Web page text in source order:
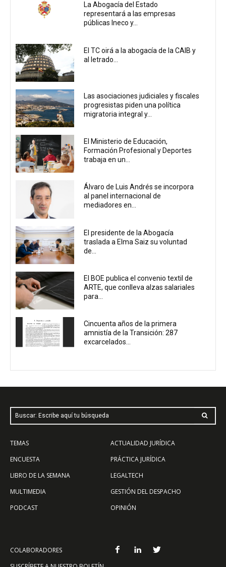
La Abogacía del Estado
representará a las empresas
públicas Ineco y...
El TC oirá a la abogacía de la CAIB y
al letrado...
Las asociaciones judiciales y fiscales
progresistas piden una política
migratoria integral y...
El Ministerio de Educación,
Formación Profesional y Deportes
trabaja en un...
Álvaro de Luis Andrés se incorpora
al panel internacional de
mediadores en...
El presidente de la Abogacía
traslada a Elma Saiz su voluntad
de...
El BOE publica el convenio textil de
ARTE, que conlleva alzas salariales
para...
Cincuenta años de la primera
amnistía de la Transición: 287
excarcelados...
Buscar: Escribe aquí tu búsqueda
TEMAS
ENCUESTA
LIBRO DE LA SEMANA
MULTIMEDIA
PODCAST
ACTUALIDAD JURÍDICA
PRÁCTICA JURÍDICA
LEGALTECH
GESTIÓN DEL DESPACHO
OPINIÓN
COLABORADORES